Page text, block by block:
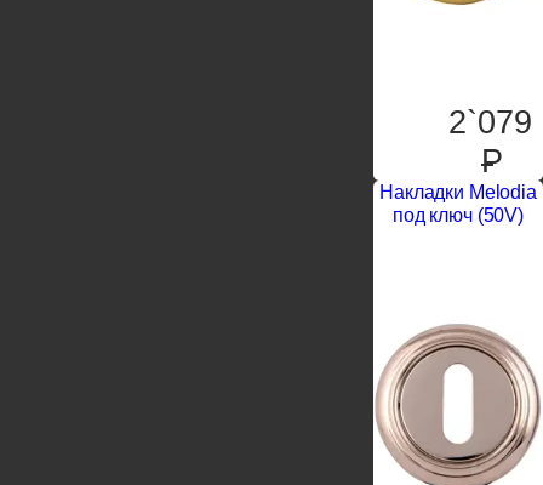
2`079
P
Накладки Melodia
под ключ (50V)